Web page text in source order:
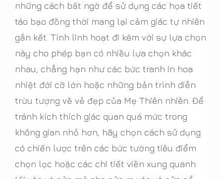
những cách bất ngờ để sử dụng các họa tiết
táo bạo đồng thời mang lại cảm giác tự nhiên
gắn kết. Tính linh hoạt đi kèm với sự lựa chọn
này cho phép bạn có nhiều lựa chọn khác
nhau, chẳng hạn như các bức tranh in hoa
nhiệt đới cỡ lớn hoặc những bản trình diễn
trừu tượng về vẻ đẹp của Mẹ Thiên nhiên. Để
tránh kích thích giác quan quá mức trong
không gian nhỏ hơn, hãy chọn cách sử dụng
có chiến lược trên các bức tường tiêu điểm
chọn lọc hoặc các chi tiết viền xung quanh